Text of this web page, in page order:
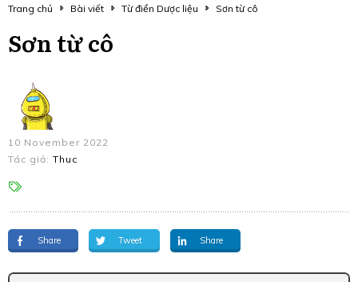
Trang chủ Bài viết Từ điển Dược liệu Sơn từ cô
Sơn từ cô
10 November 2022
Tác giả: Thuc
Share Tweet Share